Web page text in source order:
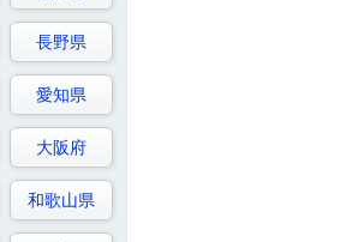
長野県
愛知県
大阪府
和歌山県